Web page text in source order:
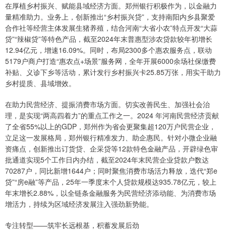
在厚植乡村振兴、赋能县域经济方面。郑州银行积极作为，以金融力
量精准助力。业务上，创新推出“乡村振兴贷”，支持南阳内乡县聚爱
合作社等经营主体发展生猪养殖，结合河南“大省小农”特点开发“大蒜
贷”“辣椒贷”等特色产品，截至2024年末普惠型涉农贷款较年初增长
12.94亿元，增速16.09%。同时，布局2300多个惠农服务点，联动
5179户商户打造“惠农点+场景”服务网，全年开展6000余场社保缴费
补贴、义诊下乡等活动，累计发行乡村振兴卡25.85万张，用实干助力
乡村提质、县域增效。
在助力民营经济、提振消费市场方面。切实改善民生、加强社会治
理，是实现“两高四着力”的重点工作之一。2024 年河南民营经济贡献
了全省55%以上的GDP，郑州作为省会更聚集超120万户民营企业，
立足这一发展格局，郑州银行精准发力、助企惠民。针对小微企业融
资痛点，创新推出订货贷、企采贷等12款特色金融产品，开辟绿色审
批通道实现5个工作日内办结，截至2024年末民营企业贷款户数达
70287户，同比新增1644户；同时聚焦消费市场活力释放，迭代“郑e
贷”“房e融”等产品，25年一季度末个人贷款规模达935.78亿元，较上
年末增长2.88%，以全链条金融服务为民营经济添动能、为消费市场
增活力，持续为区域经济发展注入强劲新势能。
专注转型——筑牢长远根基，积蓄发展后劲